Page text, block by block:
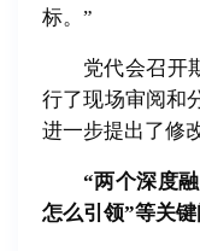
标。”
党代会召开
行了现场审阅和
进一步提出了修
“两个深度
怎么引领”等关